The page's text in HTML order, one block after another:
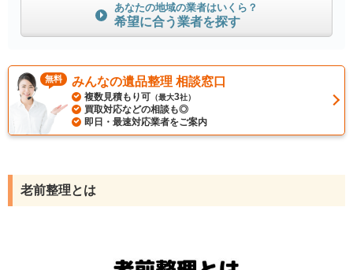
あなたの地域の業者はいくら？
希望に合う業者を探す
無料 みんなの遺品整理 相談窓口
複数見積もり可 （最大3社）
買取対応などの相談も◎
即日・最速対応業者をご案内
老前整理とは